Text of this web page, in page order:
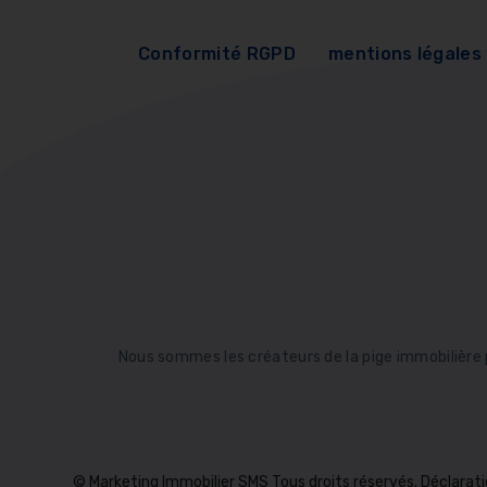
Conformité RGPD mentions légales
Nous sommes les créateurs de la pige
© Marketing Immobilier SMS Tous droits réservés.